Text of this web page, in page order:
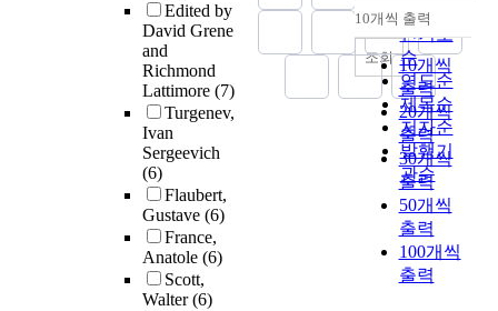
Edited by
David Grene
and
Richmond
Lattimore (7)
Turgenev,
Ivan
Sergeevich
(6)
Flaubert,
Gustave (6)
France,
Anatole (6)
Scott,
Walter(6)
순
인기도
순
연도순
제목순
저자순
발행기
관순
내림차순
10개씩 출력
10개씩
출력
20개씩
출력
30개씩
출력
50개씩
출력
100개씩
출력
조회